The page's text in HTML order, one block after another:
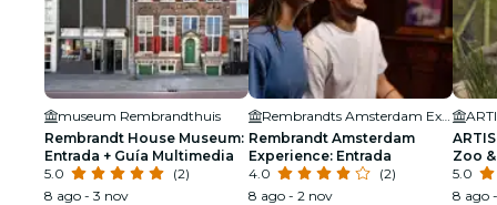
museum Rembrandthuis
Rembrandt House Museum:
Entrada + Guía Multimedia
5.0
(2)
8 ago - 3 nov
Rembrandt Amsterdam
Experience: Entrada
4.0
(2)
8 ago - 2 nov
Zoo
colas
5.0
8 ago